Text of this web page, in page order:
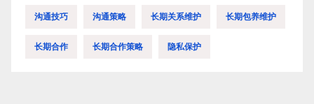
沟通技巧 沟通策略 长期关系维护 长期包养维护
长期合作 长期合作策略 隐私保护